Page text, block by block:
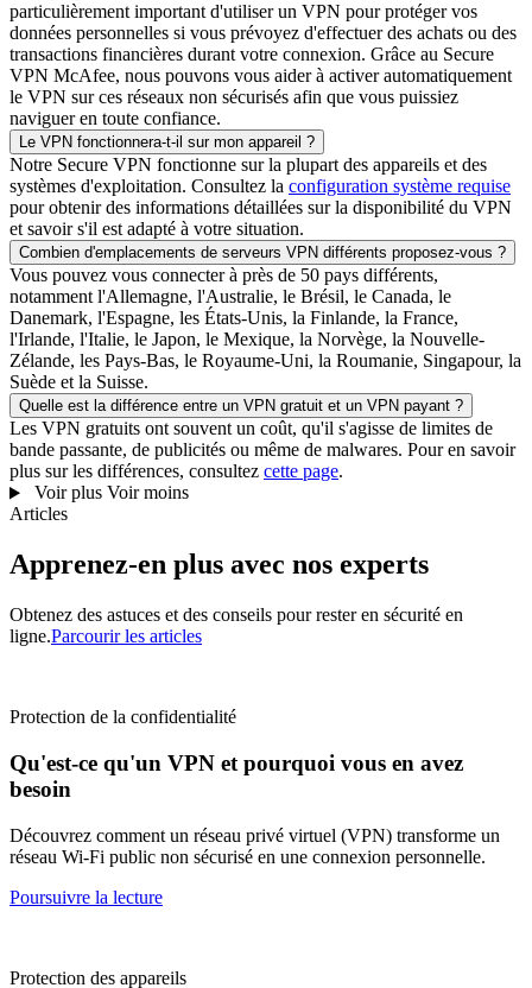
particulièrement important d'utiliser un VPN pour protéger vos
données personnelles si vous prévoyez d'effectuer des achats ou des
transactions financières durant votre connexion. Grâce au Secure
VPN McAfee, nous pouvons vous aider à activer automatiquement
le VPN sur ces réseaux non sécurisés afin que vous puissiez
naviguer en toute confiance.
Le VPN fonctionnera-t-il sur mon appareil ?
Notre Secure VPN fonctionne sur la plupart des appareils et des
systèmes d'exploitation. Consultez la configuration système requise
pour obtenir des informations détaillées sur la disponibilité du VPN
et savoir s'il est adapté à votre situation.
Combien d'emplacements de serveurs VPN différents proposez-vous ?
Vous pouvez vous connecter à près de 50 pays différents,
notamment l'Allemagne, l'Australie, le Brésil, le Canada, le
Danemark, l'Espagne, les États-Unis, la Finlande, la France,
l'Irlande, l'Italie, le Japon, le Mexique, la Norvège, la Nouvelle-
Zélande, les Pays-Bas, le Royaume-Uni, la Roumanie, Singapour, la
Suède et la Suisse.
Quelle est la différence entre un VPN gratuit et un VPN payant ?
Les VPN gratuits ont souvent un coût, qu'il s'agisse de limites de
bande passante, de publicités ou même de malwares. Pour en savoir
plus sur les différences, consultez cette page.
Voir plus Voir moins
Articles
Apprenez-en plus avec nos experts
Obtenez des astuces et des conseils pour rester en sécurité en
ligne.Parcourir les articles
Protection de la confidentialité
Qu'est-ce qu'un VPN et pourquoi vous en avez
besoin
Découvrez comment un réseau privé virtuel (VPN) transforme un
réseau Wi-Fi public non sécurisé en une connexion personnelle.
Poursuivre la lecture
Protection des appareils